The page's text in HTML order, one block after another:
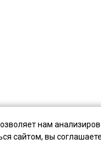
нам
сайтом, вы